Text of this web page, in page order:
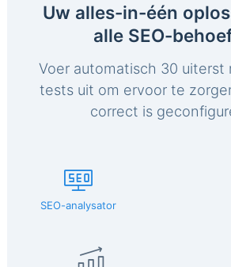
Uw alles-in-één
alle SEO-
Voer automatisch 30 uiterst
tests uit om ervoor te
correct is
SEO-analysator